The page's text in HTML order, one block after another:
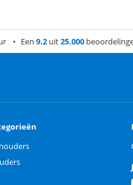
Een 9.2 uit25.000